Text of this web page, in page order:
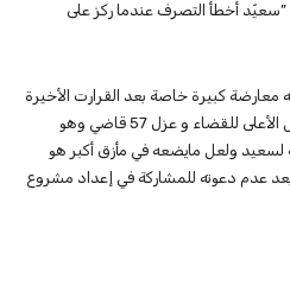
أخطأ التصرف عندما ركز على
معارضة كبيرة خاصة بعد القرارت الأخيرة
التي أعلن عنها من بينها حل المجلس الأعلى للقضاء و عزل 57 قاضي وهو
ولعل مايضعه في مأزق أكبر هو
عدم دعوته للمشاركة في إعداد مشروع